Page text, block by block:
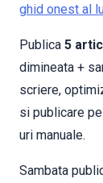
ghid onest al
Publica 5
dimineata +
scriere,
si publicare
uri manuale.
Sambata